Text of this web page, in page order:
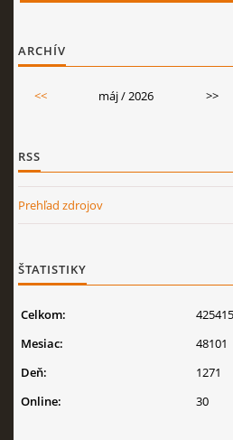
ARCHÍV
<< máj / 2026 >>
RSS
Prehľad zdrojov
ŠTATISTIKY
Online: 30
Celkom:
Mesiac:
48101
Deň:
1271